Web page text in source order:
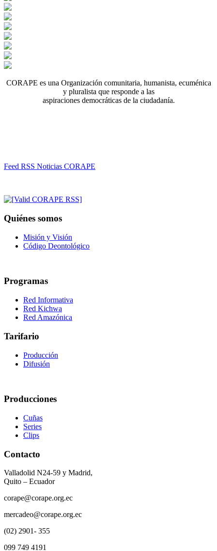
CORAPE es una Organización comunitaria, humanista, ecuménica
y pluralista que responde a las
aspiraciones democráticas de la ciudadanía.
Feed RSS Noticias CORAPE
Quiénes somos
Misión y Visión
Código Deontológico
Programas
Red Informativa
Red Kichwa
Red Amazónica
Tarifario
Producción
Difusión
Producciones
Cuñas
Series
Clips
Contacto
Valladolid N24-59 y Madrid,
Quito – Ecuador
corape@corape.org.ec
mercadeo@corape.org.ec
(02) 2901- 355
099 749 4191